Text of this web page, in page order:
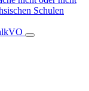
Schulen